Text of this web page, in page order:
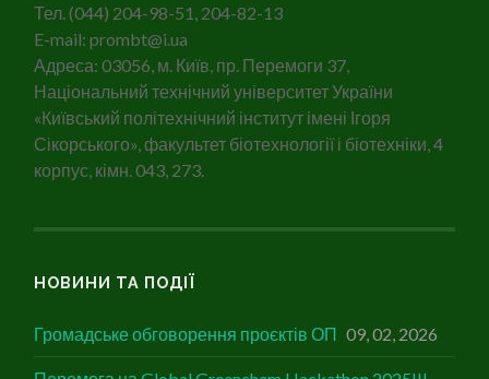
Тел. (044) 204-98-51, 204-82-13
E-mail: prombt@i.ua
Адреса: 03056, м. Київ, пр. Перемоги 37,
Національний технічний університет України
«Київський політехнічний інститут імені Ігоря
Сікорського», факультет біотехнології і біотехніки, 4
корпус, кімн. 043, 273.
НОВИНИ ТА ПОДІЇ
Громадське обговорення проєктів ОП 09, 02, 2026